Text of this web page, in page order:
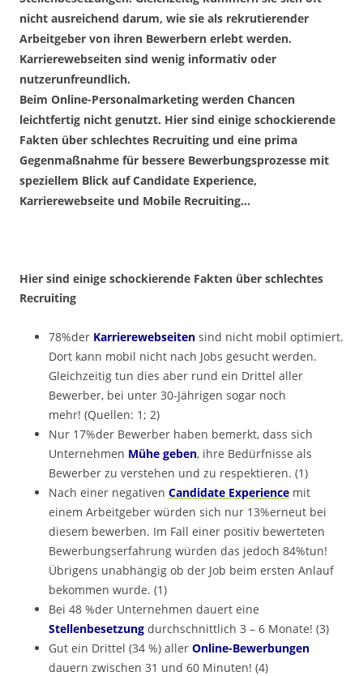
nicht ausreichend darum, wie sie als rekrutierender
Arbeitgeber von ihren Bewerbern erlebt werden.
Karrierewebseiten sind wenig informativ oder
nutzerunfreundlich.
Beim Online-Personalmarketing werden Chancen
leichtfertig nicht genutzt. Hier sind einige schockierende
Fakten über schlechtes Recruiting und eine prima
Gegenmaßnahme für bessere Bewerbungsprozesse mit
speziellem Blick auf Candidate Experience,
Karrierewebseite und Mobile Recruiting…
Hier sind einige schockierende Fakten über schlechtes
Recruiting
78%der Karrierewebseiten sind nicht mobil optimiert.
Dort kann mobil nicht nach Jobs gesucht werden.
Gleichzeitig tun dies aber rund ein Drittel aller
Bewerber, bei unter 30-Jährigen sogar noch
mehr! (Quellen: 1; 2)
Nur 17%der Bewerber haben bemerkt, dass sich
Unternehmen Mühe geben, ihre Bedürfnisse als
Bewerber zu verstehen und zu respektieren. (1)
Nach einer negativen Candidate Experience mit
einem Arbeitgeber würden sich nur 13%erneut bei
diesem bewerben. Im Fall einer positiv bewerteten
Bewerbungserfahrung würden das jedoch 84%tun!
Übrigens unabhängig ob der Job beim ersten Anlauf
bekommen wurde. (1)
Bei 48 %der Unternehmen dauert eine
Stellenbesetzung durchschnittlich 3 – 6 Monate! (3)
Gut ein Drittel (34 %) aller Online-Bewerbungen
dauern zwischen 31 und 60 Minuten! (4)